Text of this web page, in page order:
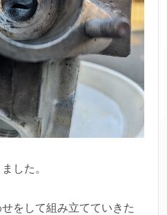
した。
をして組み立てていきた